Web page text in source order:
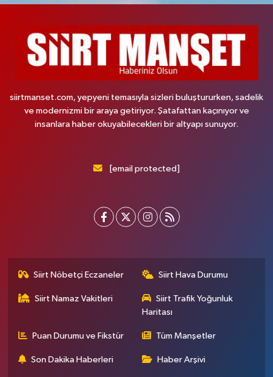
siirtmanset.com, yepyeni temasıyla sizleri buluştururken, sadelik
ve modernizmi bir araya getiriyor. Şatafattan kaçınıyor ve
insanlara haber okuyabilecekleri bir altyapı sunuyor.
[email protected]
Siirt Nöbetçi Eczaneler Siirt Hava Durumu
Siirt Namaz Vakitleri
Siirt Trafik Yoğunluk
Haritası
Puan Durumu ve Fikstür Tüm Manşetler
Son Dakika Haberleri Haber Arşivi